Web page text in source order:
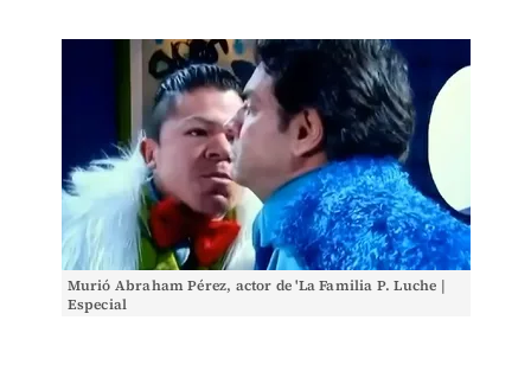
Murió Abraham Pérez, actor de 'La Familia P. Luche |
Especial